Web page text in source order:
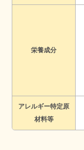
栄養成分
アレルギー特定原
材料等